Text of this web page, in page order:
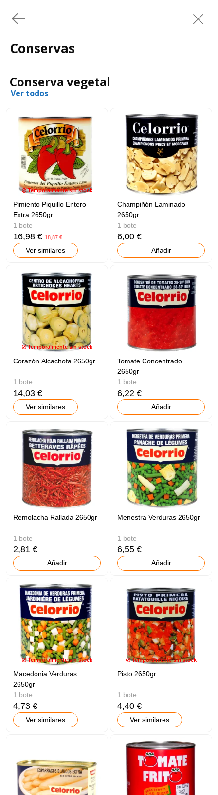
Conservas
Conserva vegetal
Ver todos
Temporalmente sin stock
Pimiento Piquillo Entero
Extra 2650gr
1 bote
16,98 €18,87 €
Ver similares
Champiñón Laminado
2650gr
1 bote
6,00 €
Añadir
Temporalmente sin stock
Corazón Alcachofa 2650gr
1 bote
14,03 €
Ver similares
Tomate Concentrado
2650gr
1 bote
6,22 €
Añadir
Remolacha Rallada 2650gr
1 bote
2,81 €
Añadir
Menestra Verduras 2650gr
1 bote
6,55 €
Añadir
Temporalmente sin stock
Macedonia Verduras
2650gr
1 bote
4,73 €
Ver similares
Temporalmente sin stock
Pisto 2650gr
1 bote
4,40 €
Ver similares